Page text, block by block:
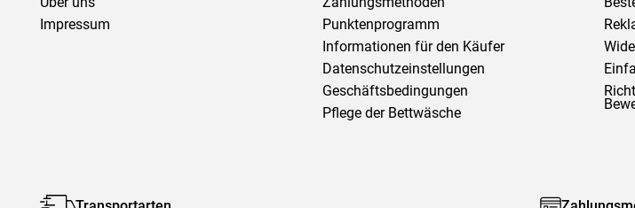
Impressum
Punktenprogramm
Informationen für den Käufer
Datenschutzeinstellungen
Geschäftsbedingungen
Pflege der Bettwäsche